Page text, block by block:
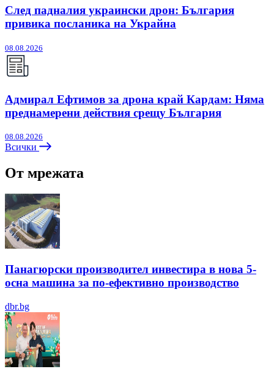
След падналия украински дрон: България
привика посланика на Украйна
08.08.2026
Адмирал Ефтимов за дрона край Кардам: Няма
преднамерени действия срещу България
08.08.2026
Всички
От мрежата
Панагюрски производител инвестира в нова 5-
осна машина за по-ефективно производство
dbr.bg